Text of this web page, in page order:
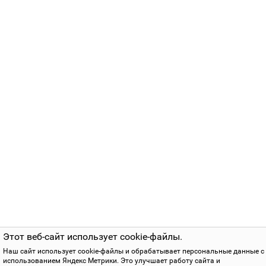
Этот веб-сайт использует cookie-файлы.
Наш сайт использует cookie-файлы и обрабатывает персональные данные с
использованием Яндекс Метрики. Это улучшает работу сайта и